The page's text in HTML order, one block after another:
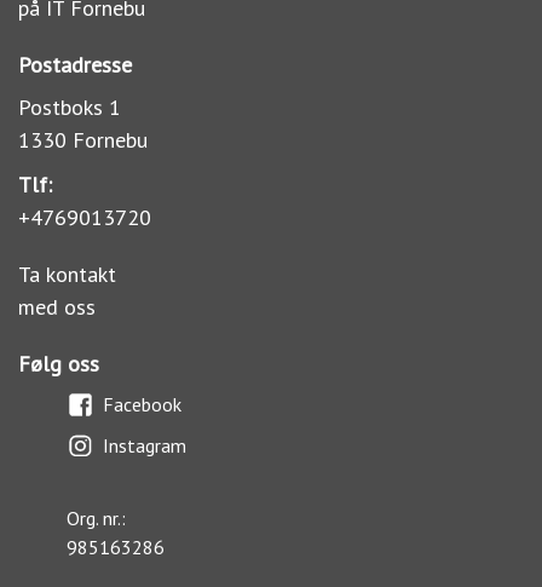
på IT Fornebu
Postadresse
Postboks 1
1330 Fornebu
Tlf:
+4769013720
Ta kontakt
med oss
Følg oss
Facebook
Instagram
Org. nr.:
985163286